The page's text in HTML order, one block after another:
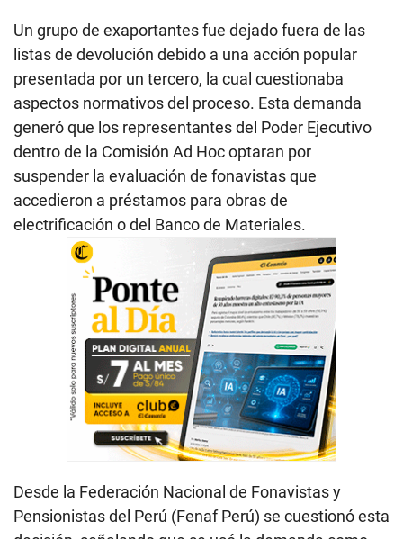
Un grupo de exaportantes fue dejado fuera de las
listas de devolución debido a una acción popular
presentada por un tercero, la cual cuestionaba
aspectos normativos del proceso. Esta demanda
generó que los representantes del Poder Ejecutivo
dentro de la Comisión Ad Hoc optaran por
suspender la evaluación de fonavistas que
accedieron a préstamos para obras de
electrificación o del Banco de Materiales.
Desde la Federación Nacional de Fonavistas y
Pensionistas del Perú (Fenaf Perú) se cuestionó esta